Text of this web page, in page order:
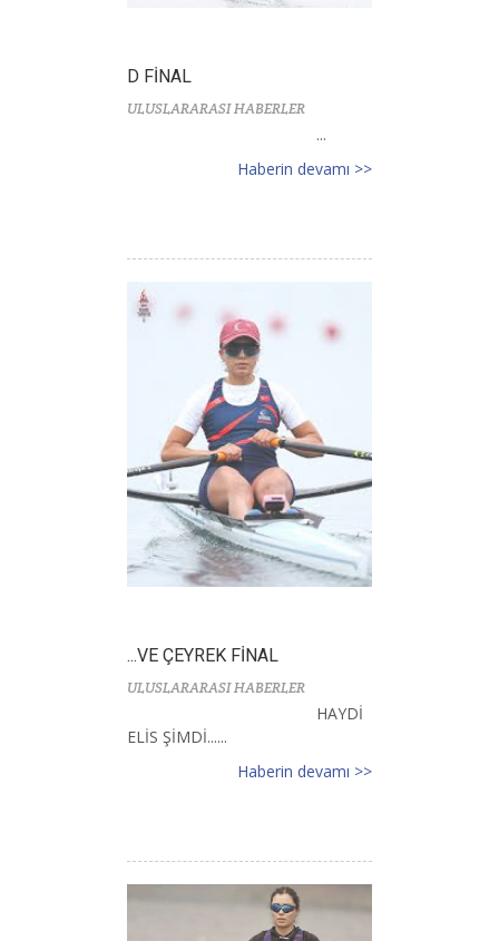
D FİNAL
ULUSLARARASI HABERLER
...
Haberin devamı >>
...VE ÇEYREK FİNAL
ULUSLARARASI HABERLER
HAYDİ
ELİS ŞİMDİ......
Haberin devamı >>